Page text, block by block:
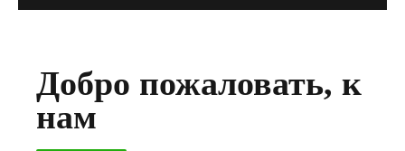
Добро пожаловать, к
нам